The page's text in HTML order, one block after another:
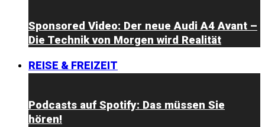
Sponsored Video: Der neue Audi A4 Avant –
Die Technik von Morgen wird Realität
REISE & FREIZEIT
Podcasts auf Spotify: Das müssen Sie
hören!